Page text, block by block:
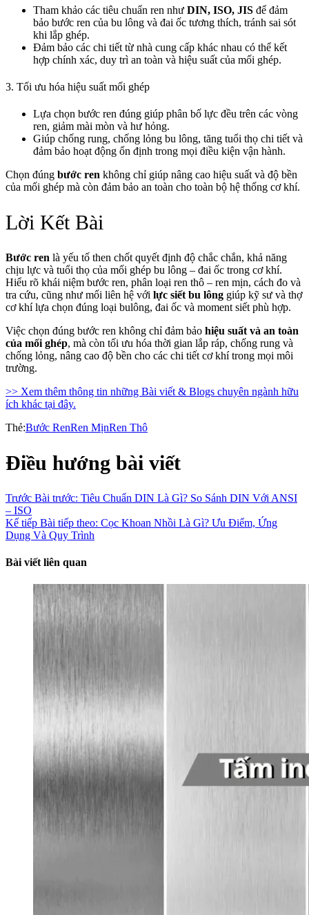
Tham khảo các tiêu chuẩn ren như DIN, ISO, JIS để đảm
bảo bước ren của bu lông và đai ốc tương thích, tránh sai sót
khi lắp ghép.
Đảm bảo các chi tiết từ nhà cung cấp khác nhau có thể kết
hợp chính xác, duy trì an toàn và hiệu suất của mối ghép.
3. Tối ưu hóa hiệu suất mối ghép
Lựa chọn bước ren đúng giúp phân bố lực đều trên các vòng
ren, giảm mài mòn và hư hỏng.
Giúp chống rung, chống lỏng bu lông, tăng tuổi thọ chi tiết và
đảm bảo hoạt động ổn định trong mọi điều kiện vận hành.
Chọn đúng bước ren không chỉ giúp nâng cao hiệu suất và độ bền
của mối ghép mà còn đảm bảo an toàn cho toàn bộ hệ thống cơ khí.
Lời Kết Bài
Bước ren là yếu tố then chốt quyết định độ chắc chắn, khả năng
chịu lực và tuổi thọ của mối ghép bu lông – đai ốc trong cơ khí.
Hiểu rõ khái niệm bước ren, phân loại ren thô – ren mịn, cách đo và
tra cứu, cũng như mối liên hệ với lực siết bu lông giúp kỹ sư và thợ
cơ khí lựa chọn đúng loại bulông, đai ốc và moment siết phù hợp.
Việc chọn đúng bước ren không chỉ đảm bảo hiệu suất và an toàn
của mối ghép, mà còn tối ưu hóa thời gian lắp ráp, chống rung và
chống lỏng, nâng cao độ bền cho các chi tiết cơ khí trong mọi môi
trường.
>> Xem thêm thông tin những Bài viết & Blogs chuyên ngành hữu
ích khác tại đây.
Thẻ:Bước RenRen MịnRen Thô
Điều hướng bài viết
Trước Bài trước: Tiêu Chuẩn DIN Là Gì? So Sánh DIN Với ANSI
– ISO
Kế tiếp Bài tiếp theo: Cọc Khoan Nhồi Là Gì? Ưu Điểm, Ứng
Dụng Và Quy Trình
Bài viết liên quan